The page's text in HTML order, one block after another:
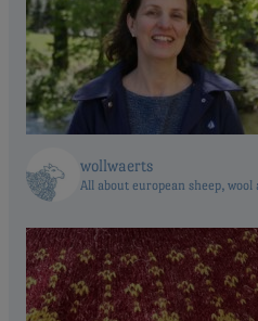
wollwaerts
All about european sheep,